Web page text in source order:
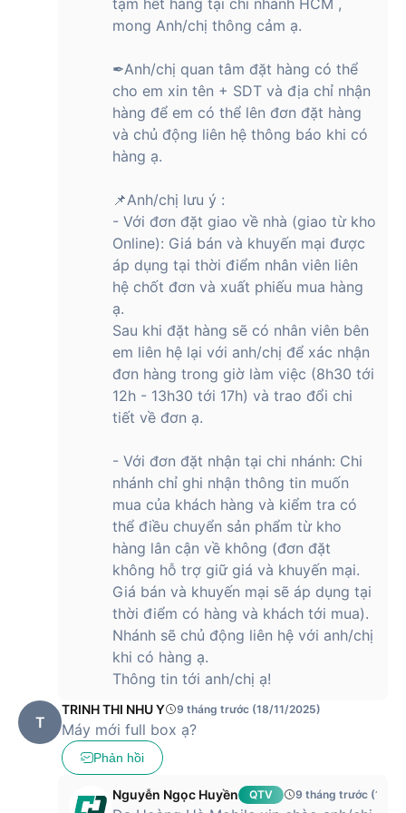
số quét ấn tượng 120Hz, cho khả năng hiển thị hình ảnh sắc
nét, mượt mà. Nếu bạn là người thường chơi game online thì
So với thế hệ trước là Honor 100 thì nhà sản xuất đã cải thiện
độ sáng màn hình tối đa từ 2600 nits lên tới 4000 nits. Công
nghệ điều chỉnh độ sáng linh hoạt PWM tần số cao 3840Hz
tục trong một thời gian dài. Honor 200 có thể tái hiện các
hình ảnh rực rỡ với 1 tỷ màu sắc, mang đến cho bạn trải
nghiệm giải trí đỉnh cao.
Honor 200 12GB/256GB hiệu năng vượt trội
với chip Snapdragon 7 Gen 3
Không chỉ có thiết kế cao cấp mà hiệu năng của chiếc
này cũng rất vượt trội hơn so với nhiều đối thủ trong
phân khúc. Nhà sản xuất đã trang bị cho smartphone này
con chip Snapdragon 7 Gen 3. Đây là nâng cấp đáng kể so
với chip của thế hệ trước.
Bộ vi xử lý Snapdragon 7 Gen 3 của Honor 200 được sản
tượng mà còn tiết kiệm năng lượng tối ưu hơn. Chip mới tích
hợp thêm nhiều tính năng AI sẽ hỗ trợ tốt hơn cho trải nghiệm
Ngoài ra, chiếc điện thoại này còn được trang bị RAM 12GB
và dung lượng lưu trữ lên tới 256GB. Nhà sản xuất đã lựa
chọn GPU Adreno 720 để có thể hỗ trợ người dùng đa tác vụ
mượt mà đến chơi game đồ hoạ cao mà không xảy ra hiện
tượng giật lag hay đứng máy. Honor 200 chạy giao diện
người dùng MagicOS 8.0 dựa trên Android 14 hiện đại, thân
thiện và dễ tương tác.
Bộ 3 camera 50MP cải tiến, chụp ảnh sắc nét,
quay video mượt mà
Ngoài những ưu điểm trên, điện thoại Honor 200
12GB/256GB còn được trang bị hệ thống camera ấn tượng.
mong Anh/chị thông cảm ạ.
✒Anh/chị quan tâm đặt hàng có thể
cho em xin tên + SDT và địa chỉ nhận
hàng để em có thể lên đơn đặt hàng
và chủ động liên hệ thông báo khi có
hàng ạ.
📌Anh/chị lưu ý :
- Với đơn đặt giao về nhà (giao từ kho
Online): Giá bán và khuyến mại được
áp dụng tại thời điểm nhân viên liên
hệ chốt đơn và xuất phiếu mua hàng
ạ.
Sau khi đặt hàng sẽ có nhân viên bên
em liên hệ lại với anh/chị để xác nhận
đơn hàng trong giờ làm việc (8h30 tới
12h - 13h30 tới 17h) và trao đổi chi
tiết về đơn ạ.
- Với đơn đặt nhận tại chi nhánh: Chi
nhánh chỉ ghi nhận thông tin muốn
mua của khách hàng và kiểm tra có
thể điều chuyển sản phẩm từ kho
hàng lân cận về không (đơn đặt
không hỗ trợ giữ giá và khuyến mại.
Giá bán và khuyến mại sẽ áp dụng tại
thời điểm có hàng và khách tới mua).
Nhánh sẽ chủ động liên hệ với anh/chị
khi có hàng ạ.
Thông tin tới anh/chị ạ!
T
TRINH THI NHU Y 9 tháng trước (18/11/2025)
Máy mới full box ạ?
Phản hồi
Nguyễn Ngọc Huyền QTV 9 tháng trước (18/